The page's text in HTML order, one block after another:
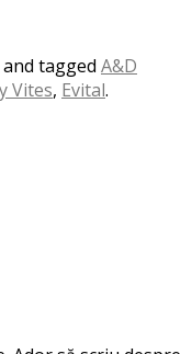
and tagged A&D
Vites, Evital.